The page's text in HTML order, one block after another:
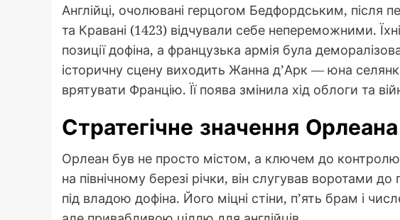
Англійці, очолювані герцогом Бедфордським, після
та Кравані (1423) відчували себе непереможними.
позиції дофіна, а французька армія була
історичну сцену виходить Жанна д’Арк — юна
врятувати Францію. Її поява змінила хід облоги та
Стратегічне значення Орлеана
Орлеан був не просто містом, а ключем до
на північному березі річки, він слугував воротами
під владою дофіна. Його міцні стіни, п’ять брам і